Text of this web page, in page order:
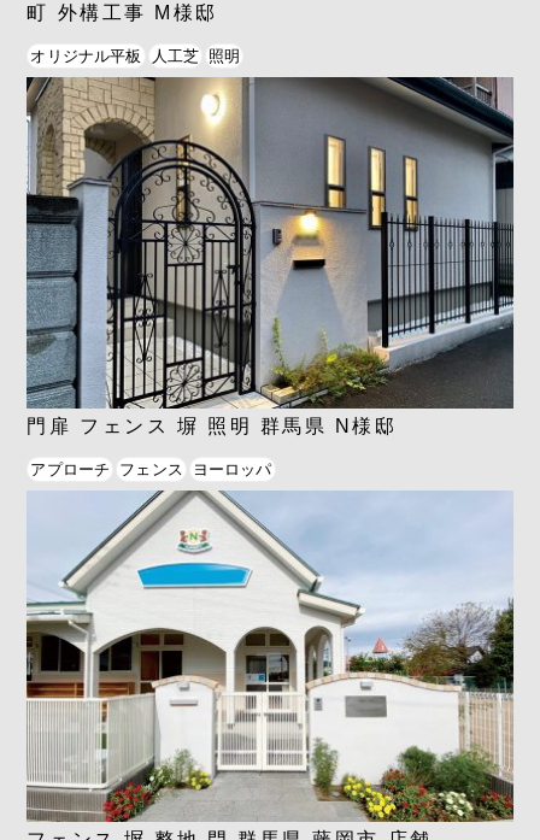
町 外構工事 M様邸
オリジナル平板 人工芝 照明
門扉 フェンス 塀 照明 群馬県 N様邸
アプローチ フェンス ヨーロッパ